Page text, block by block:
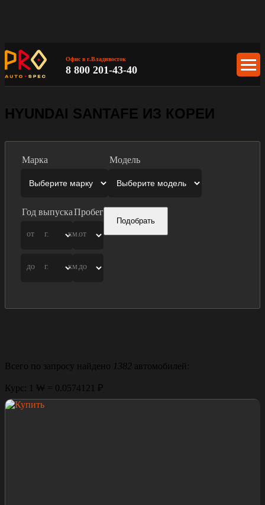
Офис в г.Владивосток
8 800 201-43-40
HYUNDAI SANTAFE ИЗ КОРЕИ
Марка Модель
Год выпуска
от г.
до г.
Пробег
от
км.
до
км.
Подобрать
Всего по запросу найдено 1382 автомобилей:
Курс: 1 ₩ = 0.0574121 ₽